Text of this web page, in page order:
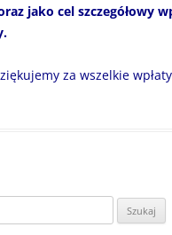
jako cel szczegółowy
za wszelkie